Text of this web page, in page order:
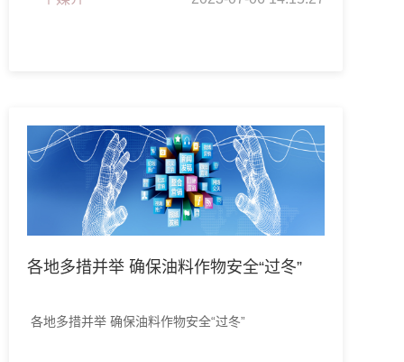
各地多措并举 确保油料作物安全“过冬”
各地多措并举 确保油料作物安全“过冬”